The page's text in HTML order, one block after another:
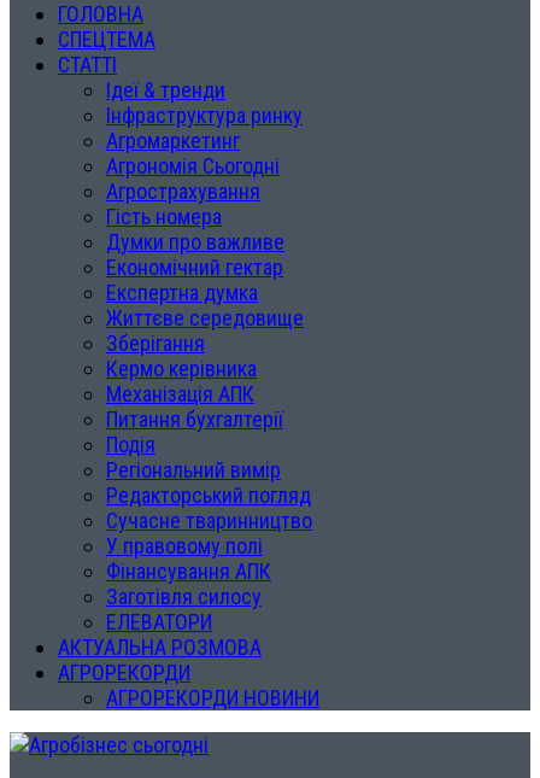
ГОЛОВНА
СПЕЦТЕМА
СТАТТІ
Ідеї & тренди
Інфраструктура ринку
Агромаркетинг
Агрономія Сьогодні
Агрострахування
Гість номера
Думки про важливе
Економічний гектар
Експертна думка
Життєве середовище
Зберігання
Кермо керівника
Механізація АПК
Питання бухгалтерії
Подія
Регіональний вимір
Редакторський погляд
Сучасне тваринництво
У правовому полі
Фінансування АПК
Заготівля силосу
ЕЛЕВАТОРИ
АКТУАЛЬНА РОЗМОВА
АГРОРЕКОРДИ
АГРОРЕКОРДИ НОВИНИ